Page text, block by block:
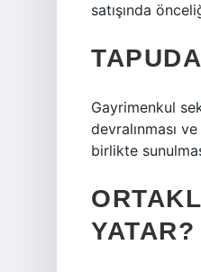
satışında
Gayrimenkul
devralınması
birlikte
YATAR?